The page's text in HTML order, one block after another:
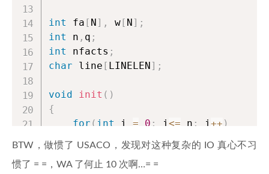
int fa [ N] , w[ N] ;
int n , q ;
int nfacts ;
char line [ LINELEN] ;
void init ( )
{
for ( int i = 0 ; i <= n ; i ++ )
        fa
] = i
;
memset( w , 0, sizeof(w) );
BTW，做惯了 USACO，发现对这种复杂的 IO 真心不习
惯了 = =，WA 了何止 10 次啊…= =